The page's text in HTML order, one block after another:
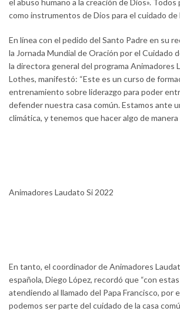
el abuso humano a la creación de Dios».
como instrumentos de Dios para el cuidado de
En línea con el pedido del Santo Padre en su
la Jornada Mundial de Oración por el Cuidado
la directora general del programa Animadores
Lothes, manifestó: “Este es un curso de
entrenamiento sobre liderazgo para poder
defender nuestra casa común. Estamos ante
climática, y tenemos que hacer algo de manera
Animadores Laudato Si 2022
En tanto, el coordinador de Animadores
española, Diego López, recordó que “con
atendiendo al llamado del Papa Francisco, por
podemos ser parte del cuidado de la casa